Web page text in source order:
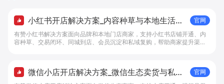
小红书开店解决方案_内容种草与本地生活转
化工具 - 做生意, 找有赞
官网
有赞小红书解决方案面向品牌和本地门店商家，支持小红书店铺开通、内
容种草、交易闭环、同城到店、会员沉淀和私域复购，帮助商家提升渠道
微信小店开店解决方案_微信生态卖货与私域
官网